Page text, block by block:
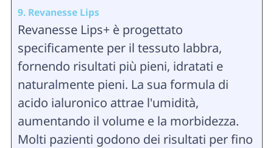
9. Revanesse Lips
Revanesse Lips+ è progettato
specificamente per il tessuto labbra,
fornendo risultati più pieni, idratati e
naturalmente pieni. La sua formula di
acido ialuronico attrae l'umidità,
aumentando il volume e la morbidezza.
Molti pazienti godono dei risultati per fino